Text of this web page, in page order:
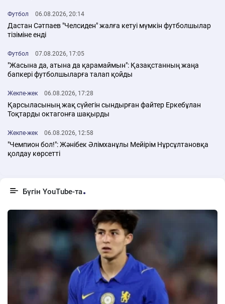
Футбол 06.08.2026, 20:14
Дастан Сәтпаев "Челсиден" жалға кетуі мүмкін футболшылар
тізіміне енді
Футбол 07.08.2026, 17:05
"Жасына да, атына да қарамаймын": Қазақстанның жаңа
бапкері футболшыларға талап қойды
Жекпе-жек 06.08.2026, 17:28
Қарсыласының жақ сүйегін сындырған файтер Еркебұлан
Тоқтарды октагонға шақырды
Жекпе-жек 06.08.2026, 12:58
"Чемпион бол!": Жәнібек Әлімханұлы Мейірім Нұрсұлтановқа
қолдау көрсетті
Бүгін YouTube-та